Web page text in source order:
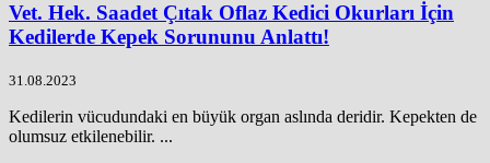
Vet. Hek. Saadet Çıtak Oflaz Kedici Okurları İçin
Kedilerde Kepek Sorununu Anlattı!
31.08.2023
Kedilerin vücudundaki en büyük organ aslında deridir. Kepekten de
olumsuz etkilenebilir. ...